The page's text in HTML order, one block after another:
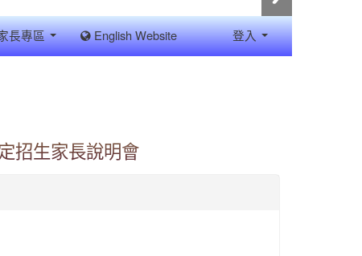
長專區 English Website 登入
招生家長說明會